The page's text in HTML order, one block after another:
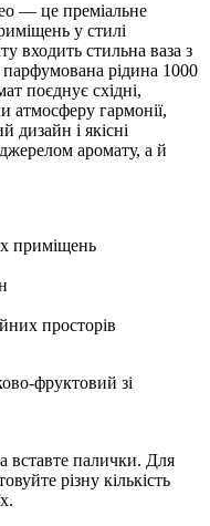
— це преміальне
у стилі
входить стильна ваза з
рідина 1000
поєднує східні,
атмосферу гармонії,
і якісні
аромату, а й
приміщень
просторів
фруктовий зі
вставте палички. Для
різну кількість